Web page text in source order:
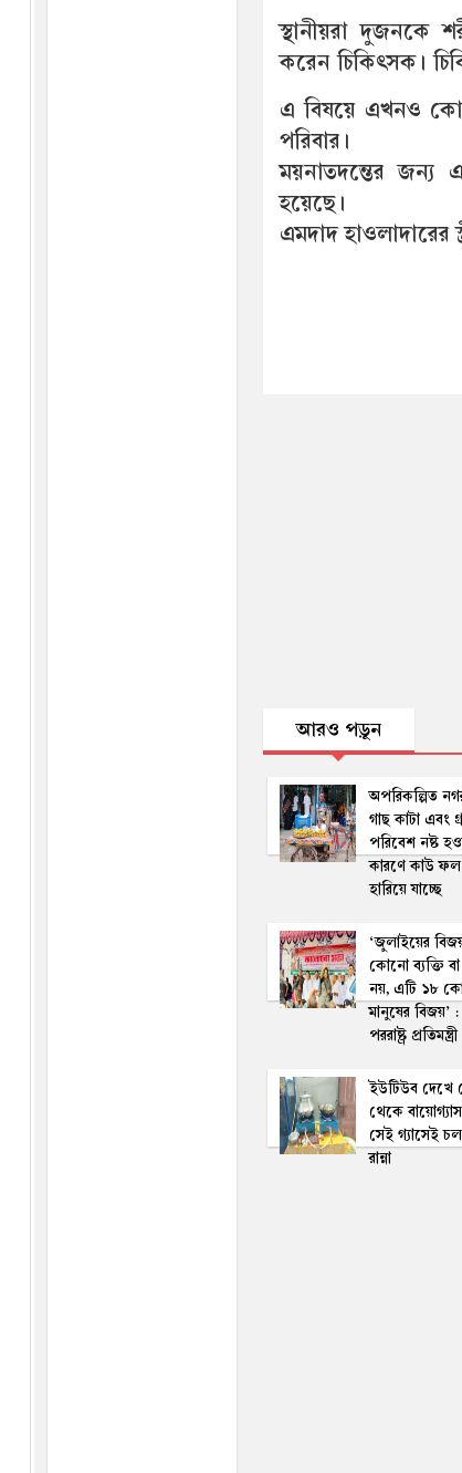
স্থানীয়রা দুজনকে
করেন চিকিৎসক।
এ বিষয়ে এখনও
পরিবার।
ময়নাতদন্তের জন্য
হয়েছে।
এমদাদ হাওলাদারের
আরও পড়ুন
অপরিকল্পিত
গাছ কাটা এবং
পরিবেশ নষ্ট
কারণে কাউ ফল
হারিয়ে যাচ্ছে
‘জুলাইয়ের
কোনো ব্যক্তি
নয়, এটি ১৮
মানুষের বিজয়’ :
পররাষ্ট্র প্রতিমন্ত্রী
ইউটিউব দেখে
থেকে
সেই গ্যাসেই
রান্না